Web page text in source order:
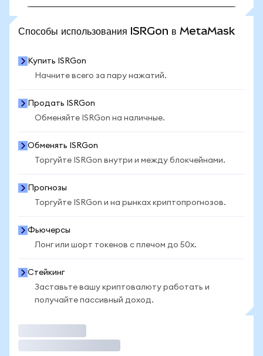
Способы использования ISRGon в MetaMask
Купить ISRGon
Начните всего за пару нажатий.
Продать ISRGon
Обменяйте ISRGon на наличные.
Обменять ISRGon
Торгуйте ISRGon внутри и между блокчейнами.
Прогнозы
Торгуйте ISRGon и на рынках криптопрогнозов.
Фьючерсы
Лонг или шорт токенов с плечом до 50x.
Стейкинг
Заставьте вашу криптовалюту работать и
получайте пассивный доход.